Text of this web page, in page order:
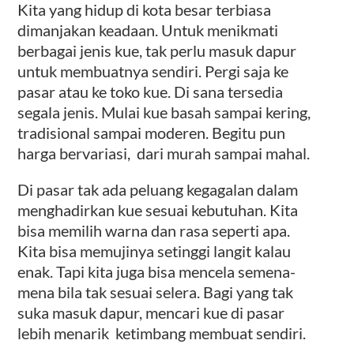
Kita yang hidup di kota besar terbiasa
dimanjakan keadaan. Untuk menikmati
berbagai jenis kue, tak perlu masuk dapur
untuk membuatnya sendiri. Pergi saja ke
pasar atau ke toko kue. Di sana tersedia
segala jenis. Mulai kue basah sampai kering,
tradisional sampai moderen. Begitu pun
harga bervariasi, dari murah sampai mahal.
Di pasar tak ada peluang kegagalan dalam
menghadirkan kue sesuai kebutuhan. Kita
bisa memilih warna dan rasa seperti apa.
Kita bisa memujinya setinggi langit kalau
enak. Tapi kita juga bisa mencela semena-
mena bila tak sesuai selera. Bagi yang tak
suka masuk dapur, mencari kue di pasar
lebih menarik ketimbang membuat sendiri.